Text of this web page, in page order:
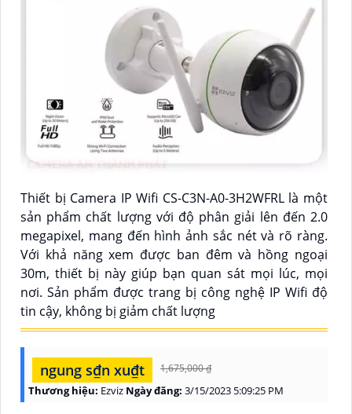
Thiết bị Camera IP Wifi CS-C3N-A0-3H2WFRL là một
sản phẩm chất lượng với độ phân giải lên đến 2.0
megapixel, mang đến hình ảnh sắc nét và rõ ràng.
Với khả năng xem được ban đêm và hồng ngoại
30m, thiết bị này giúp bạn quan sát mọi lúc, mọi
nơi. Sản phẩm được trang bị công nghệ IP Wifi độ
tin cậy, không bị giảm chất lượng
ngung s₫n xu₫t 1,675,000 ₫
Thương hiệu: Ezviz Ngày đăng: 3/15/2023 5:09:25 PM